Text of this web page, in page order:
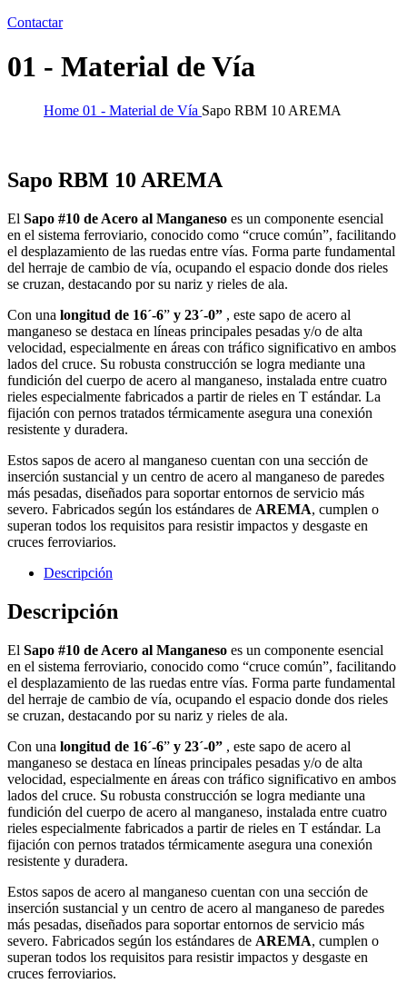
Contactar
01 - Material de Vía
Home 01 - Material de Vía Sapo RBM 10 AREMA
Sapo RBM 10 AREMA
El Sapo #10 de Acero al Manganeso es un componente esencial
en el sistema ferroviario, conocido como “cruce común”, facilitando
el desplazamiento de las ruedas entre vías. Forma parte fundamental
del herraje de cambio de vía, ocupando el espacio donde dos rieles
se cruzan, destacando por su nariz y rieles de ala.
Con una longitud de 16´-6” y 23´-0” , este sapo de acero al
manganeso se destaca en líneas principales pesadas y/o de alta
velocidad, especialmente en áreas con tráfico significativo en ambos
lados del cruce. Su robusta construcción se logra mediante una
fundición del cuerpo de acero al manganeso, instalada entre cuatro
rieles especialmente fabricados a partir de rieles en T estándar. La
fijación con pernos tratados térmicamente asegura una conexión
resistente y duradera.
Estos sapos de acero al manganeso cuentan con una sección de
inserción sustancial y un centro de acero al manganeso de paredes
más pesadas, diseñados para soportar entornos de servicio más
severo. Fabricados según los estándares de AREMA, cumplen o
superan todos los requisitos para resistir impactos y desgaste en
cruces ferroviarios.
Descripción
Descripción
El Sapo #10 de Acero al Manganeso es un componente esencial
en el sistema ferroviario, conocido como “cruce común”, facilitando
el desplazamiento de las ruedas entre vías. Forma parte fundamental
del herraje de cambio de vía, ocupando el espacio donde dos rieles
se cruzan, destacando por su nariz y rieles de ala.
Con una longitud de 16´-6” y 23´-0” , este sapo de acero al
manganeso se destaca en líneas principales pesadas y/o de alta
velocidad, especialmente en áreas con tráfico significativo en ambos
lados del cruce. Su robusta construcción se logra mediante una
fundición del cuerpo de acero al manganeso, instalada entre cuatro
rieles especialmente fabricados a partir de rieles en T estándar. La
fijación con pernos tratados térmicamente asegura una conexión
resistente y duradera.
Estos sapos de acero al manganeso cuentan con una sección de
inserción sustancial y un centro de acero al manganeso de paredes
más pesadas, diseñados para soportar entornos de servicio más
severo. Fabricados según los estándares de AREMA, cumplen o
superan todos los requisitos para resistir impactos y desgaste en
cruces ferroviarios.